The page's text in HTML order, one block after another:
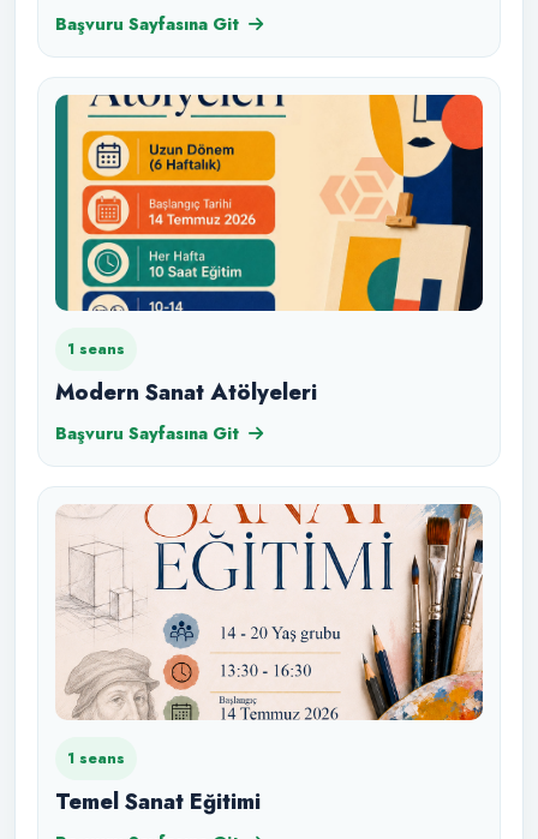
Başvuru Sayfasına Git
1 seans
Modern Sanat Atölyeleri
Başvuru Sayfasına Git
1 seans
Temel Sanat Eğitimi